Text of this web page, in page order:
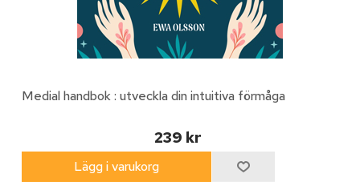
Medial handbok : utveckla din intuitiva förmåga
239 kr